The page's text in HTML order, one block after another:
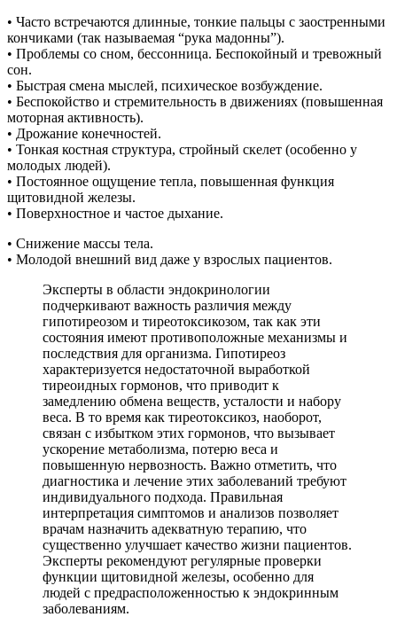
• Часто встречаются длинные, тонкие пальцы с заостренными
кончиками (так называемая “рука мадонны”).
• Проблемы со сном, бессонница. Беспокойный и тревожный
сон.
• Быстрая смена мыслей, психическое возбуждение.
• Беспокойство и стремительность в движениях (повышенная
моторная активность).
• Дрожание конечностей.
• Тонкая костная структура, стройный скелет (особенно у
молодых людей).
• Постоянное ощущение тепла, повышенная функция
щитовидной железы.
• Поверхностное и частое дыхание.
• Снижение массы тела.
• Молодой внешний вид даже у взрослых пациентов.
Эксперты в области эндокринологии
подчеркивают важность различия между
гипотиреозом и тиреотоксикозом, так как эти
состояния имеют противоположные механизмы и
последствия для организма. Гипотиреоз
характеризуется недостаточной выработкой
тиреоидных гормонов, что приводит к
замедлению обмена веществ, усталости и набору
веса. В то время как тиреотоксикоз, наоборот,
связан с избытком этих гормонов, что вызывает
ускорение метаболизма, потерю веса и
повышенную нервозность. Важно отметить, что
диагностика и лечение этих заболеваний требуют
индивидуального подхода. Правильная
интерпретация симптомов и анализов позволяет
врачам назначить адекватную терапию, что
существенно улучшает качество жизни пациентов.
Эксперты рекомендуют регулярные проверки
функции щитовидной железы, особенно для
людей с предрасположенностью к эндокринным
заболеваниям.